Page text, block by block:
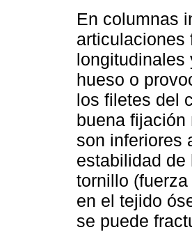
En columnas
articulaciones
longitudinales
hueso o
los filetes del
buena fijación
son inferiores
estabilidad de
tornillo
en el tejido
se puede